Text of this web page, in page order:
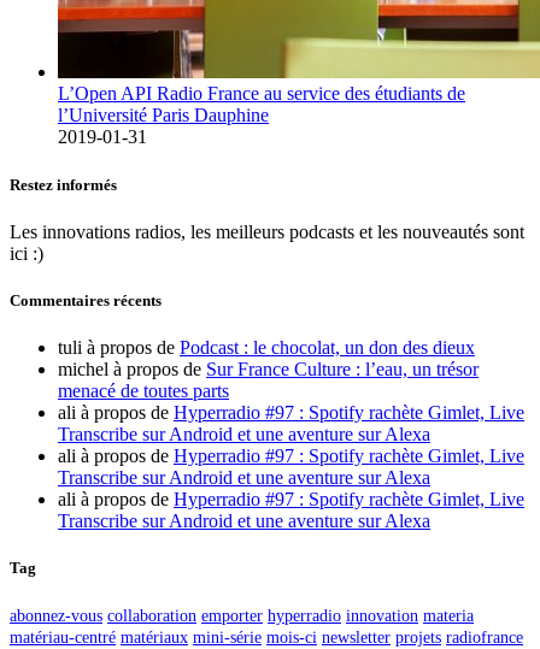
L’Open API Radio France au service des étudiants de
l’Université Paris Dauphine
2019-01-31
Restez informés
Les innovations radios, les meilleurs podcasts et les nouveautés sont
ici :)
Commentaires récents
tuli à propos de Podcast : le chocolat, un don des dieux
michel à propos de Sur France Culture : l’eau, un trésor
menacé de toutes parts
ali à propos de Hyperradio #97 : Spotify rachète Gimlet, Live
Transcribe sur Android et une aventure sur Alexa
ali à propos de Hyperradio #97 : Spotify rachète Gimlet, Live
Transcribe sur Android et une aventure sur Alexa
ali à propos de Hyperradio #97 : Spotify rachète Gimlet, Live
Transcribe sur Android et une aventure sur Alexa
Tag
abonnez-vous collaboration emporter hyperradio innovation materia
matériau-centré matériaux mini-série mois-ci newsletter projets radiofrance